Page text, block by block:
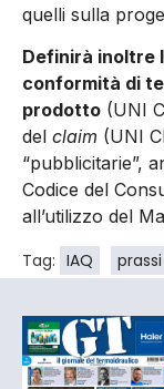
quelli sulla
Definirà inoltre
conformità di
prodotto (UNI
del claim (UNI
“pubblicitarie”,
Codice del
all’utilizzo del
Tag: IAQ